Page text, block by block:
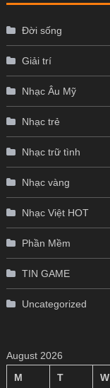
Đời sống
Giải trí
Nhạc Âu Mỹ
Nhạc trẻ
Nhạc trữ tình
Nhạc vàng
Nhạc Việt HOT
Phần Mềm
TIN GAME
Uncategorized
August 2026
M
T W